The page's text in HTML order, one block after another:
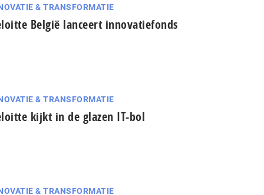
& TRANSFORMATIE
België lanceert innovatiefonds
& TRANSFORMATIE
kijkt in de glazen IT-bol
& TRANSFORMATIE